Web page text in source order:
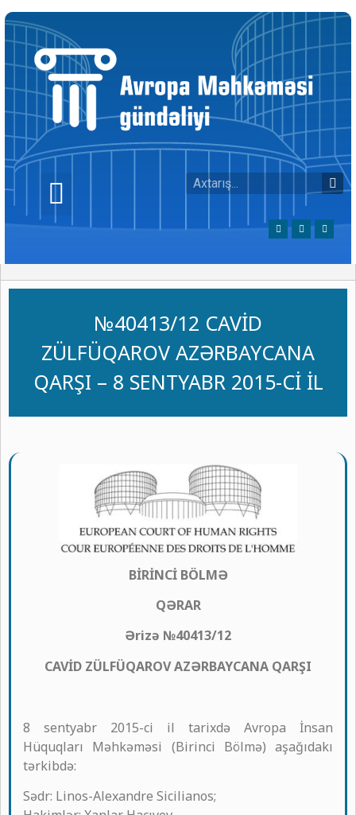
№40413/12 CAVİD
ZÜLFÜQAROV AZƏRBAYCANA
QARŞI – 8 SENTYABR 2015-Cİ İL
BİRİNCİ BÖLMƏ
QƏRAR
Ərizə №40413/12
CAVİD ZÜLFÜQAROV AZƏRBAYCANA QARŞI
8 sentyabr 2015-ci il tarixdə Avropa İnsan
Hüquqları Məhkəməsi (Birinci Bölmə) aşağıdakı
tərkibdə:
Sədr: Linos-Alexandre Sicilianos;